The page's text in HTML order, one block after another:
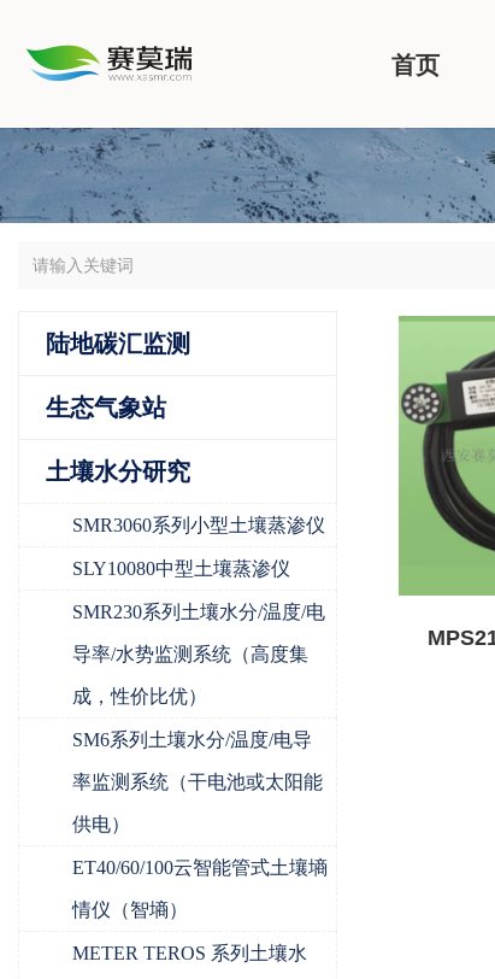
首页
陆地碳汇监测
生态气象站
土壤水分研究
SMR3060系列小型土壤蒸渗仪
SLY10080中型土壤蒸渗仪
SMR230系列土壤水分/温度/电
导率/水势监测系统（高度集
成，性价比优）
SM6系列土壤水分/温度/电导
率监测系统（干电池或太阳能
供电）
ET40/60/100云智能管式土壤墒
情仪（智墒）
METER TEROS 系列土壤水